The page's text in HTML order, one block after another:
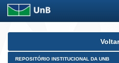
Skip
Voltar
REPOSITÓRIO INSTITUCIONAL DA UNB